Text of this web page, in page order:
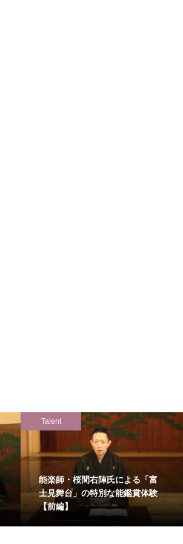
Talent
能楽師・桜間右陣氏による「富
士見舞台」の特別な能鑑賞体験
【前編】